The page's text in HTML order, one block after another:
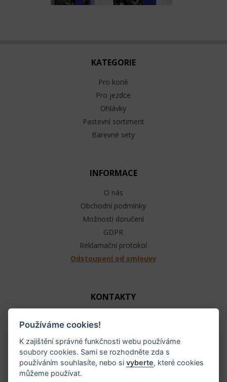
KATEGORIE
Pro koně
Pro jezdce
Ohlávky
Pastevní sortiment
Barevné sety
INFORMACE
O nás
Obchodní podmínky
Možnosti doručení
GDPR
Reklamační protokol
Odstoupení od smlouvy
KONTAKTY
+420 603 104 880
info@raj-ohlavek.cz
IČ: 61655066, DIČ: CZ 740601140
Používáme cookies!
K zajištění správné funkčnosti webu používáme
soubory cookies. Sami se rozhodněte zda s
používáním souhlasíte, nebo sivyberte, které cookies
můžeme používat.